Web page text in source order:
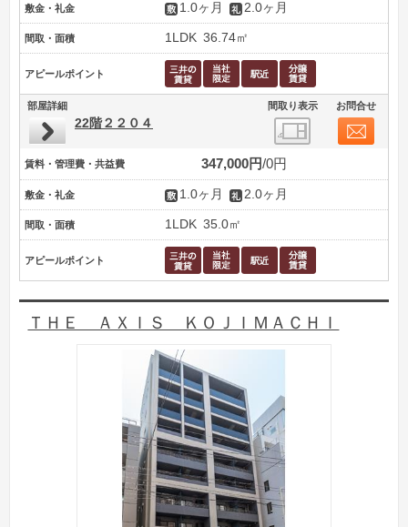
敷金・礼金 1.0ヶ月 2.0ヶ月
間取・面積 1LDK 36.74㎡
アピールポイント
部屋詳細 間取り表示 お問合せ
22階２２０４
賃料・管理費・共益費 347,000円 0円
敷金・礼金 1.0ヶ月 2.0ヶ月
間取・面積 1LDK 35.0㎡
アピールポイント
ＴＨＥ ＡＸＩＳ ＫＯＪＩＭＡＣＨＩ